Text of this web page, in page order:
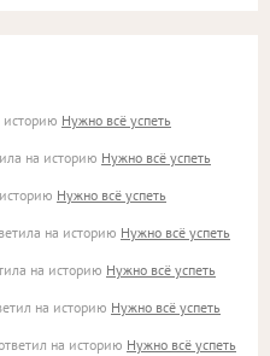
историю Нужно всё успеть
на историю Нужно всё успеть
Нужно всё успеть
на историю Нужно всё успеть
на историю Нужно всё успеть
на историю Нужно всё успеть
на историю Нужно всё успеть